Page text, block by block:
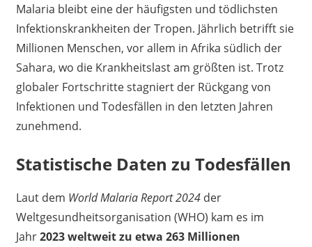
Malaria bleibt eine der häufigsten und tödlichsten
Infektionskrankheiten der Tropen. Jährlich betrifft sie
Millionen Menschen, vor allem in Afrika südlich der
Sahara, wo die Krankheitslast am größten ist. Trotz
globaler Fortschritte stagniert der Rückgang von
Infektionen und Todesfällen in den letzten Jahren
zunehmend.
Statistische Daten zu Todesfällen
Laut dem World Malaria Report 2024der
Weltgesundheitsorganisation (WHO) kam es im
Jahr2023 weltweit zu etwa 263 Millionen